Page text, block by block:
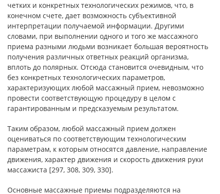
четких и конкретных технологических режимов, что, в
конечном счете, дает возможность субъективной
интерпретации получаемой информации. Другими
словами, при выполнении одного и того же массажного
приема разными людьми возникает большая вероятность
получения различных ответных реакций организма,
вплоть до полярных. Отсюда становится очевидным, что
без конкретных технологических параметров,
характеризующих любой массажный прием, невозможно
провести соответствующую процедуру в целом с
гарантированным и предсказуемым результатом.
Таким образом, любой массажный прием должен
оцениваться по соответствующим технологическим
параметрам, к которым относятся давление, направление
движения, характер движения и скорость движения руки
массажиста [297, 308, 309, 330].
Основные массажные приемы подразделяются на